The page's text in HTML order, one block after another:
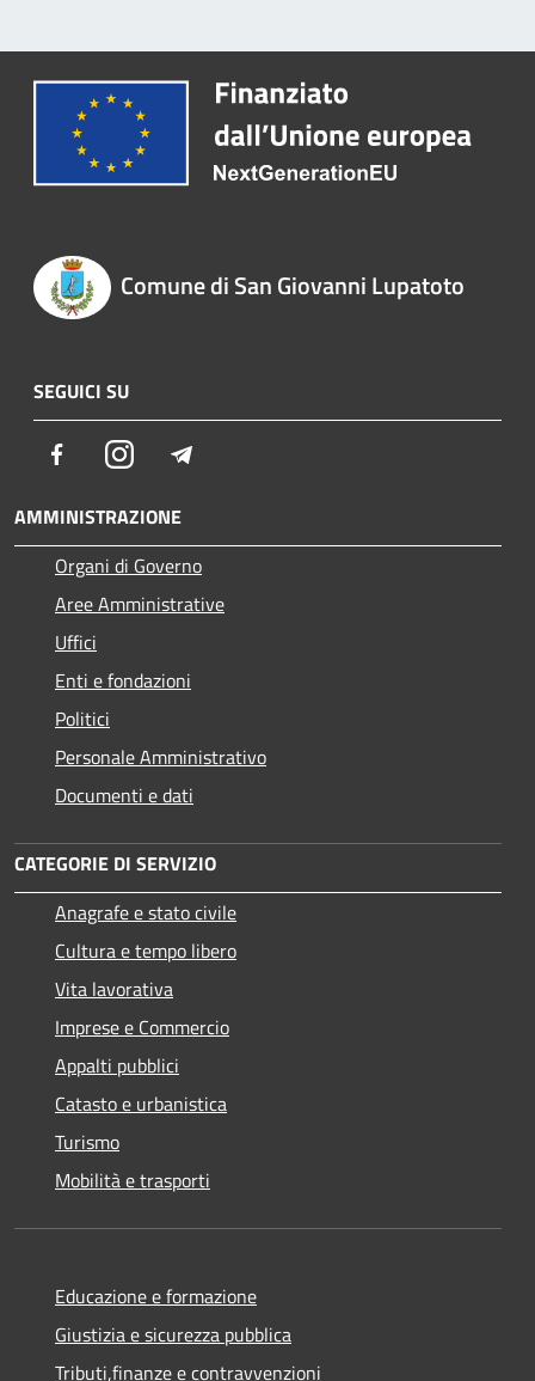
Comune di San Giovanni Lupatoto
SEGUICI SU
FacebookInstagram
AMMINISTRAZIONE
Organi di Governo
Aree Amministrative
Uffici
Enti e fondazioni
Politici
Personale Amministrativo
Documenti e dati
CATEGORIE DI SERVIZIO
Anagrafe e stato civile
Cultura e tempo libero
Vita lavorativa
Imprese e Commercio
Appalti pubblici
Catasto e urbanistica
Turismo
Mobilità e trasporti
Educazione e formazione
Giustizia e sicurezza pubblica
Tributi,finanze e contravvenzioni